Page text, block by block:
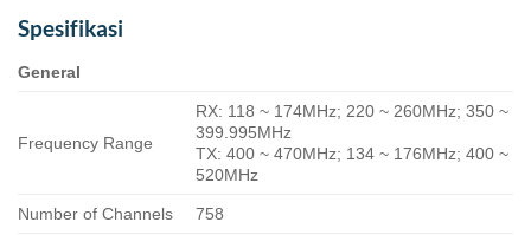
Spesifikasi
General
Frequency Range
RX: 118 ~ 174MHz; 220 ~ 260MHz; 350 ~
399.995MHz
TX: 400 ~ 470MHz; 134 ~ 176MHz; 400 ~
520MHz
Number of Channels 758